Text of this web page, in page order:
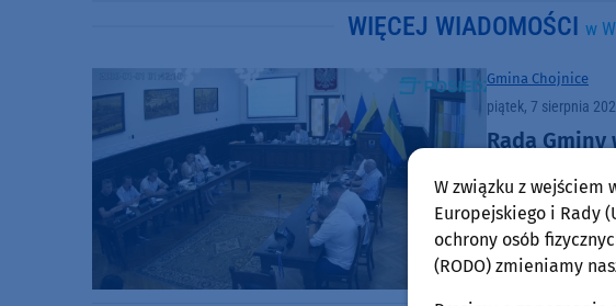
WIĘCEJ WIADOMOŚCI w
Gmina Chojnice
piątek, 7 sierpnia
Rada
planu
czasie
W związku z wejściem
Europejskiego i Rady
ochrony osób
(RODO) zmieniamy